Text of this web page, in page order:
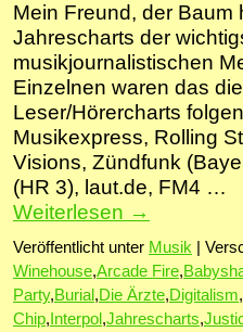
Mein Freund, der Baum
Jahrescharts der
musikjournalistischen
Einzelnen waren das
Leser/Hörercharts
Musikexpress, Rolling
Visions, Zündfunk
(HR 3), laut.de, FM4 …
Weiterlesen →
Veröffentlicht unter Musik
Winehouse,Arcade Fire,
Party,Burial ,Die Ärzte,Digitalism,
Chip, Interpol ,Jahrescharts,